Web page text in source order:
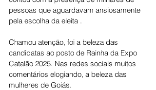
pessoas que aguardavam ansiosamente
pela escolha da eleita .
Chamou atenção, foi a beleza das
candidatas ao posto de Rainha da Expo
Catalão 2025. Nas redes sociais muitos
comentários elogiando, a beleza das
mulheres de Goiás.